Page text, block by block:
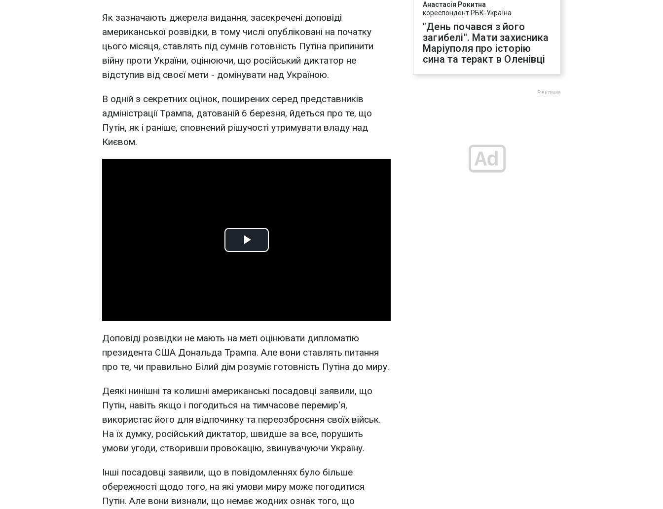
Як зазначають джерела видання, засекречені доповіді
американської розвідки, в тому числі опубліковані на початку
цього місяця, ставлять під сумнів готовність Путіна припинити
війну проти України, оцінюючи, що російський диктатор не
відступив від своєї мети - домінувати над Україною.
В одній з секретних оцінок, поширених серед представників
адміністрації Трампа, датованій 6 березня, йдеться про те, що
Путін, як і раніше, сповнений рішучості утримувати владу над
Києвом.
Play
Доповіді розвідки не мають на меті оцінювати дипломатію
президента США Дональда Трампа. Але вони ставлять питання
про те, чи правильно Білий дім розуміє готовність Путіна до миру.
Деякі нинішні та колишні американські посадовці заявили, що
Путін, навіть якщо і погодиться на тимчасове перемир'я,
використає його для відпочинку та переозброєння своїх військ.
На їх думку, російський диктатор, швидше за все, порушить
умови угоди, створивши провокацію, звинувачуючи Україну.
Інші посадовці заявили, що в повідомленнях було більше
обережності щодо того, на які умови миру може погодитися
Путін. Але вони визнали, що немає жодних ознак того, що
Анастасія Рокитна
кореспондент РБК-Україна
"День почався з його
загибелі". Мати захисника
Маріуполя про історію
сина та теракт в Оленівці